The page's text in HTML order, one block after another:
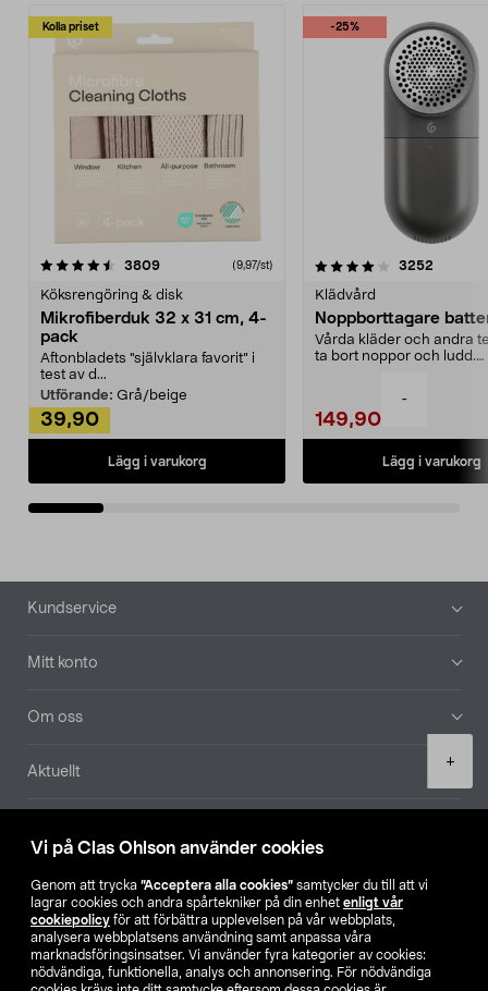
Vi på Clas Ohlson använder cookies
Genom att trycka ”Acceptera alla cookies” samtycker du till att vi
lagrar cookies och andra spårtekniker på din enhet enligt vår
cookiepolicy för att förbättra upplevelsen på vår webbplats,
analysera webbplatsens användning samt anpassa våra
marknadsföringsinsatser. Vi använder fyra kategorier av cookies:
nödvändiga, funktionella, analys och annonsering. För nödvändiga
-
+
Kolla priset
3809recensioner (9,97/st)
Köksrengöring & disk
Mikrofiberduk 32 x 31 cm, 4-
pack
Aftonbladets "självklara favorit” i
test av d...
Utförande: Grå/beige
39,90
Lägg i varukorg
-25%
4.0av 5 stjärnor 3252
Klädvård
Noppborttagare
Vårda kläder och andra
ta bort noppor och ludd.
149,90
Lägg i varukorg
4.5av 5 stjärnor
Sidfot
Kundservice
Mitt konto
Om oss
Aktuellt
Hitta butik
SE NO FI